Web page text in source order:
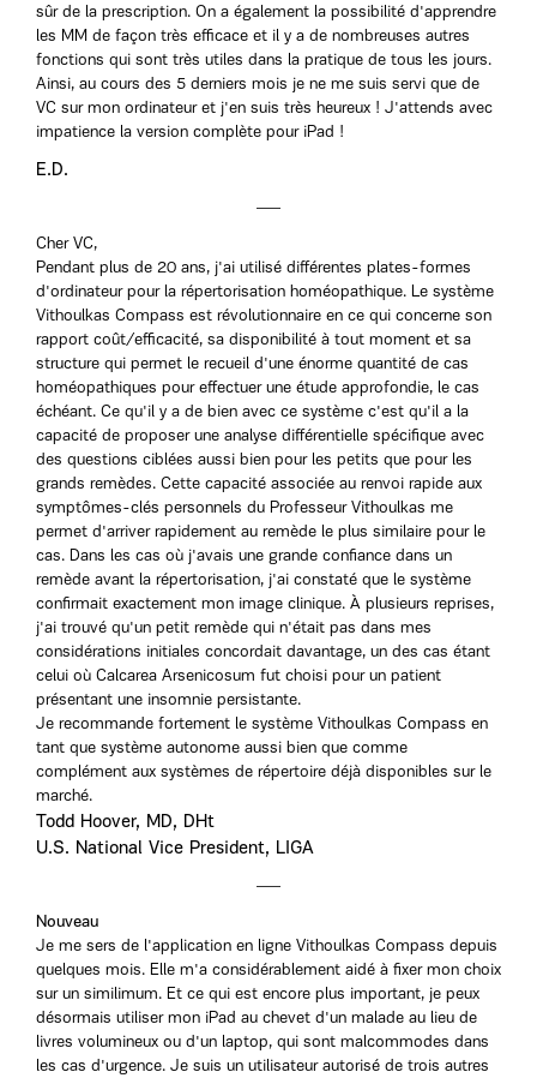
sûr de la prescription. On a également la possibilité d'apprendre
les MM de façon très efficace et il y a de nombreuses autres
fonctions qui sont très utiles dans la pratique de tous les jours.
Ainsi, au cours des 5 derniers mois je ne me suis servi que de
VC sur mon ordinateur et j'en suis très heureux ! J'attends avec
impatience la version complète pour iPad !
E.D.
Cher VC,
Pendant plus de 20 ans, j'ai utilisé différentes plates-formes
d'ordinateur pour la répertorisation homéopathique. Le système
Vithoulkas Compass est révolutionnaire en ce qui concerne son
rapport coût/efficacité, sa disponibilité à tout moment et sa
structure qui permet le recueil d'une énorme quantité de cas
homéopathiques pour effectuer une étude approfondie, le cas
échéant. Ce qu'il y a de bien avec ce système c'est qu'il a la
capacité de proposer une analyse différentielle spécifique avec
des questions ciblées aussi bien pour les petits que pour les
grands remèdes. Cette capacité associée au renvoi rapide aux
symptômes-clés personnels du Professeur Vithoulkas me
permet d'arriver rapidement au remède le plus similaire pour le
cas. Dans les cas où j'avais une grande confiance dans un
remède avant la répertorisation, j'ai constaté que le système
confirmait exactement mon image clinique. À plusieurs reprises,
j'ai trouvé qu'un petit remède qui n'était pas dans mes
considérations initiales concordait davantage, un des cas étant
celui où Calcarea Arsenicosum fut choisi pour un patient
présentant une insomnie persistante.
Je recommande fortement le système Vithoulkas Compass en
tant que système autonome aussi bien que comme
complément aux systèmes de répertoire déjà disponibles sur le
marché.
Todd Hoover, MD, DHt
U.S. National Vice President, LIGA
Nouveau
Je me sers de l'application en ligne Vithoulkas Compass depuis
quelques mois. Elle m'a considérablement aidé à fixer mon choix
sur un similimum. Et ce qui est encore plus important, je peux
désormais utiliser mon iPad au chevet d'un malade au lieu de
livres volumineux ou d'un laptop, qui sont malcommodes dans
les cas d'urgence. Je suis un utilisateur autorisé de trois autres